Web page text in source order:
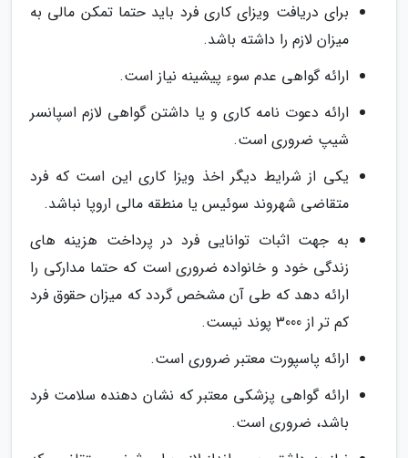
برای دریافت ویزای کاری فرد باید حتما تمکن مالی به
میزان لازم را داشته باشد.
ارائه گواهی عدم سوء پیشینه نیاز است.
ارائه دعوت نامه کاری و یا داشتن گواهی لازم اسپانسر
شیپ ضروری است.
یکی از شرایط دیگر اخذ ویزا کاری این است که فرد
متقاضی شهروند سوئیس یا منطقه مالی اروپا نباشد.
به جهت اثبات توانایی فرد در پرداخت هزینه های
زندگی خود و خانواده ضروری است که حتما مدارکی را
ارائه دهد که طی آن مشخص گردد که میزان حقوق فرد
کم تر از 3000 پوند نیست.
ارائه پاسپورت معتبر ضروری است.
ارائه گواهی پزشکی معتبر که نشان دهنده سلامت فرد
باشد، ضروری است.